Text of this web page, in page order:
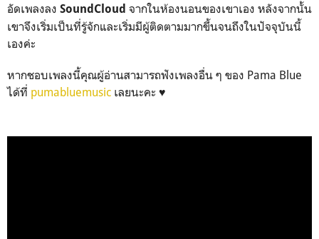
อัดเพลงลง SoundCloud จากในห้องนอนของเขาเอง หลังจากนั้น
เขาจึงเริ่มเป็นที่รู้จักและเริ่มมีผู้ติดตามมากขึ้นจนถึงในปัจจุบันนี้
เองค่ะ
หากชอบเพลงนี้คุณผู้อ่านสามารถฟังเพลงอื่น ๆ ของ Pama Blue
ได้ที่ pumabluemusic เลยนะคะ ♥